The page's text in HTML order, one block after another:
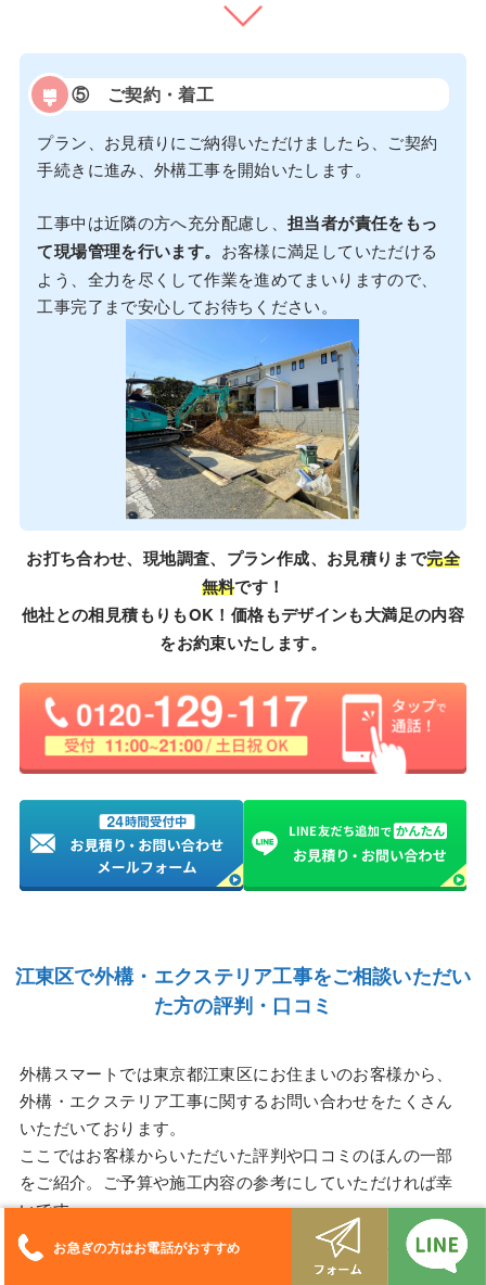
⑤ ご契約・着工
プラン、お見積りにご納得いただけましたら、ご契約
手続きに進み、外構工事を開始いたします。
工事中は近隣の方へ充分配慮し、担当者が責任をもっ
て現場管理を行います。 お客様に満足していただける
よう、全力を尽くして作業を進めてまいりますので、
工事完了まで安心してお待ちください。
お打ち合わせ、現地調査、プラン作成、お見積りまで完全
無料です！
他社との相見積もりもOK！価格もデザインも大満足の内容
をお約束いたします。
江東区で外構・エクステリア工事をご相談いただい
た方の評判・口コミ
外構スマートでは東京都江東区にお住まいのお客様から、
外構・エクステリア工事に関するお問い合わせをたくさん
いただいております。
ここではお客様からいただいた評判や口コミのほんの一部
をご紹介。ご予算や施工内容の参考にしていただければ幸
いです。
お急ぎの方はお電話がおすすめ